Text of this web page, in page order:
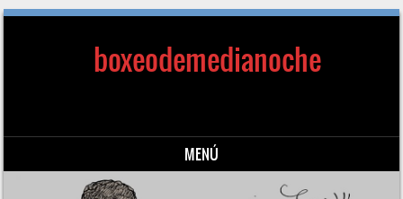
boxeodemedianoche
MENÚ
Saltar al contenido